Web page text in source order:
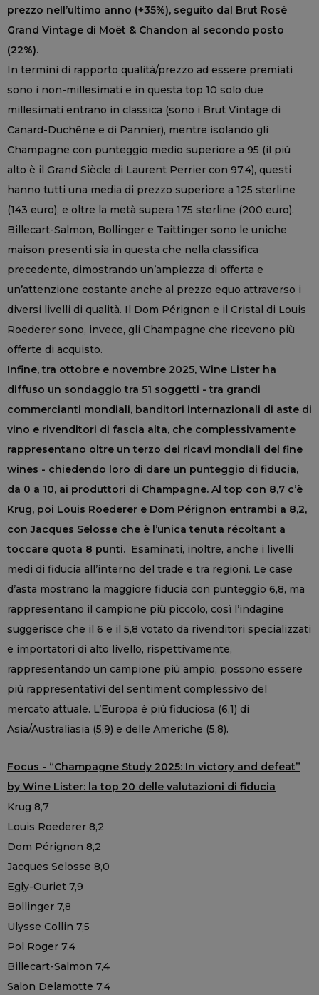
prezzo nell’ultimo anno (+35%), seguito dal Brut Rosé
Grand Vintage di Moët & Chandon al secondo posto
(22%).
In termini di rapporto qualità/prezzo ad essere premiati
sono i non-millesimati e in questa top 10 solo due
millesimati entrano in classica (sono i Brut Vintage di
Canard-Duchêne e di Pannier), mentre isolando gli
Champagne con punteggio medio superiore a 95 (il più
alto è il Grand Siècle di Laurent Perrier con 97.4), questi
hanno tutti una media di prezzo superiore a 125 sterline
(143 euro), e oltre la metà supera 175 sterline (200 euro).
Billecart-Salmon, Bollinger e Taittinger sono le uniche
maison presenti sia in questa che nella classifica
precedente, dimostrando un’ampiezza di offerta e
un’attenzione costante anche al prezzo equo attraverso i
diversi livelli di qualità. Il Dom Pérignon e il Cristal di Louis
Roederer sono, invece, gli Champagne che ricevono più
offerte di acquisto.
Infine, tra ottobre e novembre 2025, Wine Lister ha
diffuso un sondaggio tra 51 soggetti - tra grandi
commercianti mondiali, banditori internazionali di aste di
vino e rivenditori di fascia alta, che complessivamente
rappresentano oltre un terzo dei ricavi mondiali del fine
wines - chiedendo loro di dare un punteggio di fiducia,
da 0 a 10, ai produttori di Champagne. Al top con 8,7 c’è
Krug, poi Louis Roederer e Dom Pérignon entrambi a 8,2,
con Jacques Selosse che è l’unica tenuta récoltant a
toccare quota 8 punti. Esaminati, inoltre, anche i livelli
medi di fiducia all’interno del trade e tra regioni. Le case
d’asta mostrano la maggiore fiducia con punteggio 6,8, ma
rappresentano il campione più piccolo, così l’indagine
suggerisce che il 6 e il 5,8 votato da rivenditori specializzati
e importatori di alto livello, rispettivamente,
rappresentando un campione più ampio, possono essere
più rappresentativi del sentiment complessivo del
mercato attuale. L’Europa è più fiduciosa (6,1) di
Asia/Australiasia (5,9) e delle Americhe (5,8).
Focus - “Champagne Study 2025: In victory and defeat”
by Wine Lister: la top 20 delle valutazioni di fiducia
Krug 8,7
Louis Roederer 8,2
Dom Pérignon 8,2
Jacques Selosse 8,0
Egly-Ouriet 7,9
Bollinger 7,8
Ulysse Collin 7,5
Pol Roger 7,4
Billecart-Salmon 7,4
Salon Delamotte 7,4